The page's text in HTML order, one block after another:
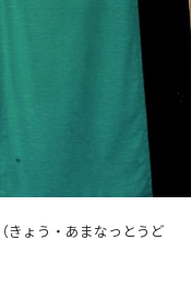
きょう・あまなっとうど